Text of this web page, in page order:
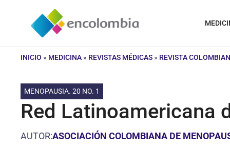
contenido
INICIO » MEDICINA » REVISTAS MÉDICAS » REVISTA
MENOPAUSIA. 20 NO. 1
Red Latinoamericana
AUTOR:ASOCIACIÓN COLOMBIANA DE